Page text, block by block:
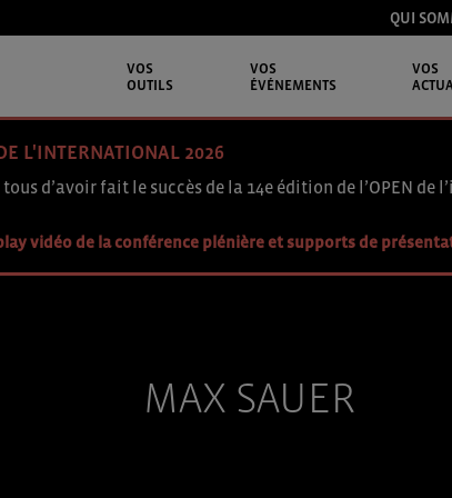
QUI
VOS
OUTILS
VOS
ÉVÉNEMENTS
VOS
L'INTERNATIONAL 2026
d’avoir fait le succès de la 14e édition de l’OPEN de
vidéo de la conférence plénière et supports de
MAX SAUER